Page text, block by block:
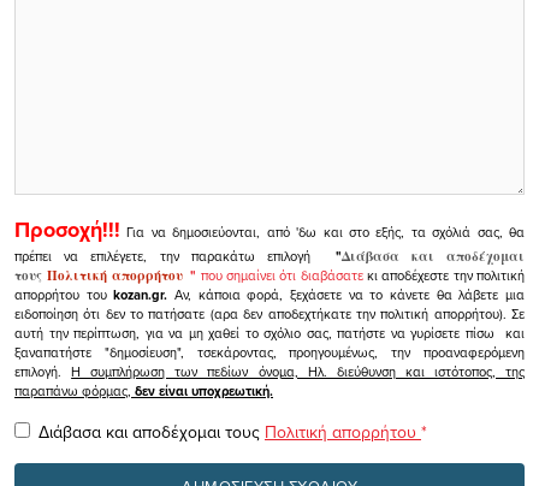
Προσοχή!!! Για να δημοσιεύονται, από 'δω και στο εξής, τα σχόλιά σας, θα
πρέπει να επιλέγετε, την παρακάτω επιλογή
"Διάβασα και αποδέχομαι
τουςΠολιτική απορρήτου" που σημαίνει ότι διαβάσατεκι αποδέχεστε την πολιτική
απορρήτου τουkozan.gr. Αν, κάποια φορά, ξεχάσετε να το κάνετε θα λάβετε μια
ειδοποίηση ότι δεν το πατήσατε (αρα δεν αποδεχτήκατε την πολιτική απορρήτου). Σε
αυτή την περίπτωση, για να μη χαθεί το σχόλιο σας, πατήστε να γυρίσετε πίσω και
ξαναπατήστε "δημοσίευση", τσεκάροντας, προηγουμένως, την προαναφερόμενη
επιλογή.Η συμπλήρωση των πεδίων όνομα, Ηλ. διεύθυνση και ιστότοπος, της
παραπάνω φόρμας, δεν είναι υποχρεωτική.
Διάβασα και αποδέχομαι τους Πολιτική απορρήτου *